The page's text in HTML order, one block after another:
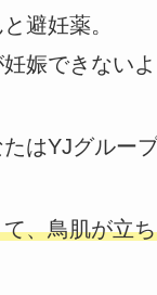
避妊薬。
娠できない
たはYJグルー
、鳥肌が立